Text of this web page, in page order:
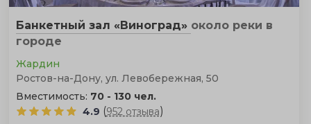
Банкетный зал «Виноград» около реки в
городе
Жардин
Ростов-на-Дону, ул. Левобережная, 50
Вместимость: 70 - 130 чел.
4.9 (952 отзыва)